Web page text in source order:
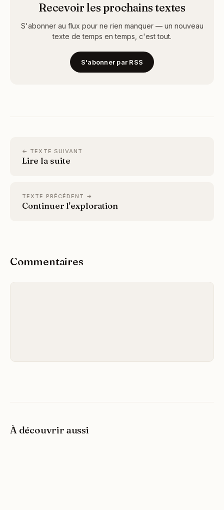
Recevoir les prochains textes
S'abonner au flux pour ne rien manquer — un nouveau
texte de temps en temps, c'est tout.
S'abonner par RSS
← TEXTE SUIVANT
Lire la suite
TEXTE PRÉCÉDENT →
Continuer l'exploration
Commentaires
À découvrir aussi